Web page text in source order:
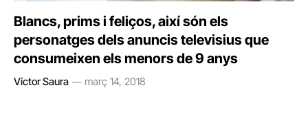
Blancs, prims i feliços, així són els
personatges dels anuncis televisius que
consumeixen els menors de 9 anys
Víctor Saura març 14, 2018